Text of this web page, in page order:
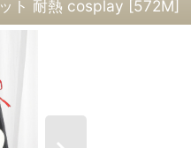
ト 耐熱 cosplay [572M]